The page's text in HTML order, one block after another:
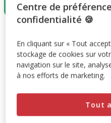
14.99€
Promotion disponible
Destockage 50% : remise
14.99€
Centre de
confidentialité 🍪
En cliquant sur « Tout
stockage de cookies sur
navigation sur le site,
à nos efforts de marketing.
Tout